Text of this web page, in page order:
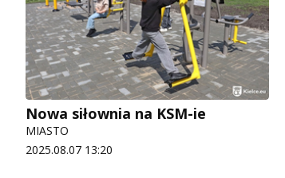
Nowa siłownia na KSM-ie
MIASTO
2025.08.07 13:20